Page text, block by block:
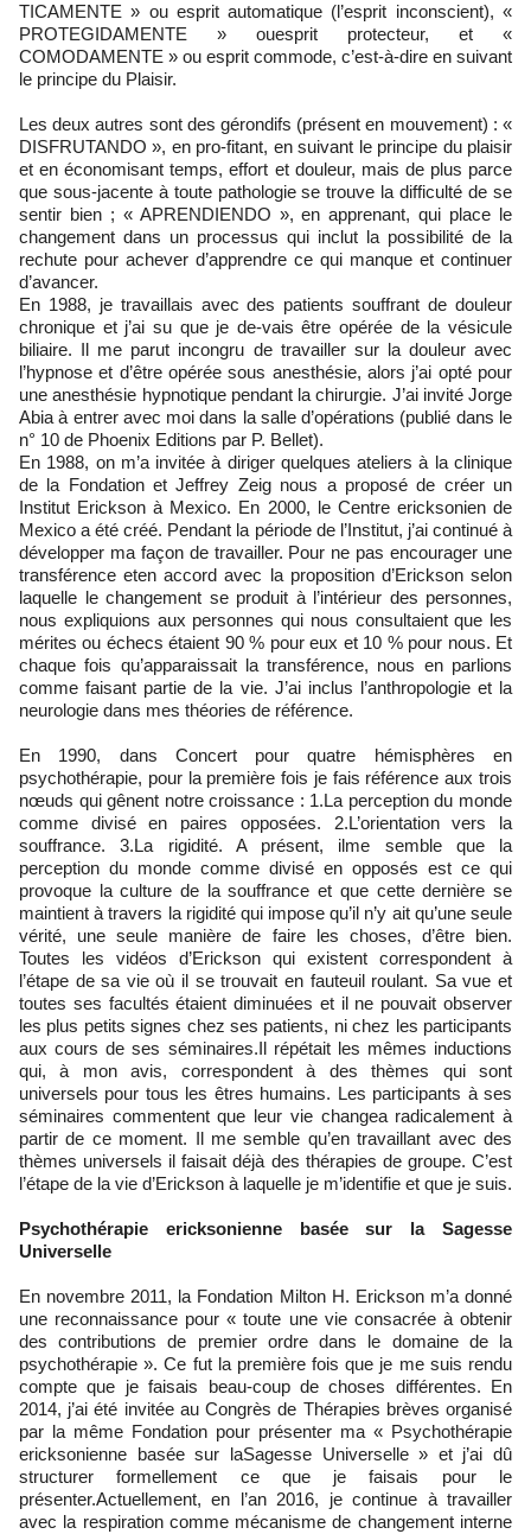
TICAMENTE » ou esprit automatique (l’esprit inconscient), «
PROTEGIDAMENTE » ouesprit protecteur, et «
COMODAMENTE » ou esprit commode, c’est-à-dire en suivant
le principe du Plaisir.
Les deux autres sont des gérondifs (présent en mouvement) : «
DISFRUTANDO », en pro-fitant, en suivant le principe du plaisir
et en économisant temps, effort et douleur, mais de plus parce
que sous-jacente à toute pathologie se trouve la difficulté de se
sentir bien ; « APRENDIENDO », en apprenant, qui place le
changement dans un processus qui inclut la possibilité de la
rechute pour achever d’apprendre ce qui manque et continuer
d’avancer.
En 1988, je travaillais avec des patients souffrant de douleur
chronique et j’ai su que je de-vais être opérée de la vésicule
biliaire. Il me parut incongru de travailler sur la douleur avec
l’hypnose et d’être opérée sous anesthésie, alors j’ai opté pour
une anesthésie hypnotique pendant la chirurgie. J’ai invité Jorge
Abia à entrer avec moi dans la salle d’opérations (publié dans le
n° 10 de Phoenix Editions par P. Bellet).
En 1988, on m’a invitée à diriger quelques ateliers à la clinique
de la Fondation et Jeffrey Zeig nous a proposé de créer un
Institut Erickson à Mexico. En 2000, le Centre ericksonien de
Mexico a été créé. Pendant la période de l’Institut, j’ai continué à
développer ma façon de travailler. Pour ne pas encourager une
transférence eten accord avec la proposition d’Erickson selon
laquelle le changement se produit à l’intérieur des personnes,
nous expliquions aux personnes qui nous consultaient que les
mérites ou échecs étaient 90 % pour eux et 10 % pour nous. Et
chaque fois qu’apparaissait la transférence, nous en parlions
comme faisant partie de la vie. J’ai inclus l’anthropologie et la
neurologie dans mes théories de référence.
En 1990, dans Concert pour quatre hémisphères en
psychothérapie, pour la première fois je fais référence aux trois
nœuds qui gênent notre croissance : 1.La perception du monde
comme divisé en paires opposées. 2.L’orientation vers la
souffrance. 3.La rigidité. A présent, ilme semble que la
perception du monde comme divisé en opposés est ce qui
provoque la culture de la souffrance et que cette dernière se
maintient à travers la rigidité qui impose qu’il n’y ait qu’une seule
vérité, une seule manière de faire les choses, d’être bien.
Toutes les vidéos d’Erickson qui existent correspondent à
l’étape de sa vie où il se trouvait en fauteuil roulant. Sa vue et
toutes ses facultés étaient diminuées et il ne pouvait observer
les plus petits signes chez ses patients, ni chez les participants
aux cours de ses séminaires.Il répétait les mêmes inductions
qui, à mon avis, correspondent à des thèmes qui sont
universels pour tous les êtres humains. Les participants à ses
séminaires commentent que leur vie changea radicalement à
partir de ce moment. Il me semble qu’en travaillant avec des
thèmes universels il faisait déjà des thérapies de groupe. C’est
l’étape de la vie d’Erickson à laquelle je m’identifie et que je suis.
Psychothérapie ericksonienne basée sur la Sagesse
Universelle
En novembre 2011, la Fondation Milton H. Erickson m’a donné
une reconnaissance pour « toute une vie consacrée à obtenir
des contributions de premier ordre dans le domaine de la
psychothérapie ». Ce fut la première fois que je me suis rendu
compte que je faisais beau-coup de choses différentes. En
2014, j’ai été invitée au Congrès de Thérapies brèves organisé
par la même Fondation pour présenter ma « Psychothérapie
ericksonienne basée sur laSagesse Universelle » et j’ai dû
structurer formellement ce que je faisais pour le
présenter.Actuellement, en l’an 2016, je continue à travailler
avec la respiration comme mécanisme de changement interne